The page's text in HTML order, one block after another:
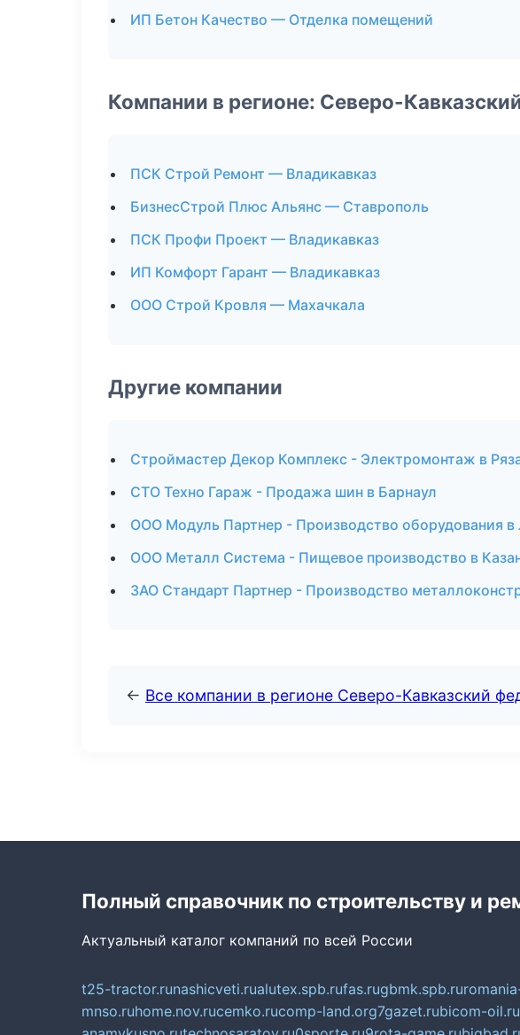
ИП Бетон Качество — Отделка помещений
Компании в регионе: Северо-
ПСК Строй Ремонт — Владикавказ
БизнесСтрой Плюс Альянс — Ставрополь
ПСК Профи Проект — Владикавказ
ИП Комфорт Гарант — Владикавказ
ООО Строй Кровля — Махачкала
Другие компании
Строймастер Декор Комплекс - Электромонтаж в
СТО Техно Гараж - Продажа шин в Барнаул
ООО Модуль Партнер - Производство оборудования в
ООО Металл Система - Пищевое производство в
ЗАО Стандарт Партнер - Производство
← Все компании в регионе Северо-Кавказский
Полный справочник по строительству и
Актуальный каталог компаний по всей России
t25-tractor.runashicveti.rualutex.spb.rufas.rugbmk.spb.ru
mnso.ruhome.nov.rucemko.rucomp-land.org7gazet.rubicom-oil.ru